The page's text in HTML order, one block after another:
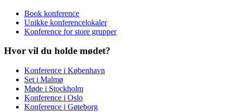
Book konference
Unikke konferencelokaler
Konference for store grupper
Hvor vil du holde mødet?
Konference i København
Set i Malmø
Møde i Stockholm
Konference i Oslo
Konference i Gøteborg